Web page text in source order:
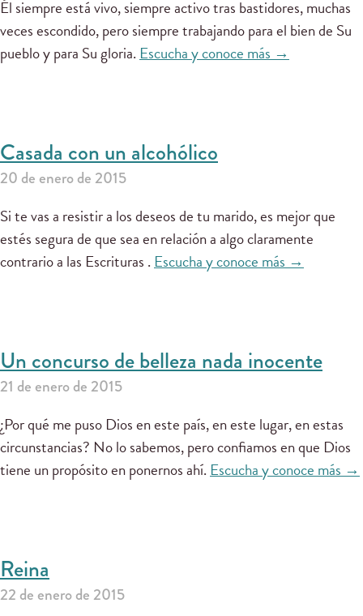
Él siempre está vivo, siempre activo tras bastidores, muchas
veces escondido, pero siempre trabajando para el bien de Su
pueblo y para Su gloria. Escucha y conoce más →
Casada con un alcohólico
20 de enero de 2015
Si te vas a resistir a los deseos de tu marido, es mejor que
estés segura de que sea en relación a algo claramente
contrario a las Escrituras .Escucha y conoce más →
Un concurso de belleza nada inocente
21 de enero de 2015
¿Por qué me puso Dios en este país, en este lugar, en estas
circunstancias? No lo sabemos, pero confiamos en que Dios
tiene un propósito en ponernos ahí.Escucha y conoce más →
Reina
22 de enero de 2015